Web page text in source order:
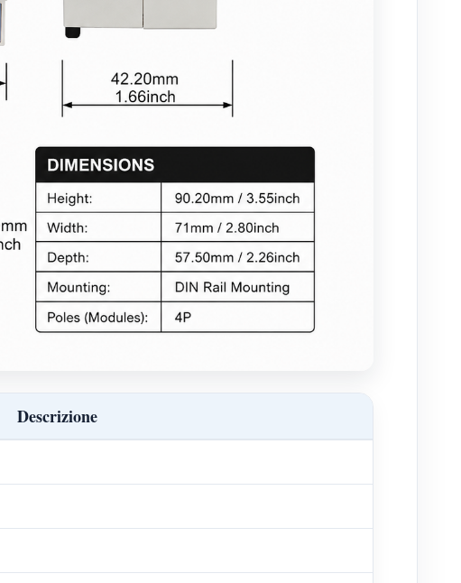
Descrizione